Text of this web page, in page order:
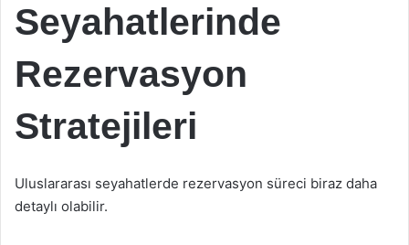
Seyahatlerinde
Rezervasyon
Stratejileri
Uluslararası seyahatlerde rezervasyon süreci biraz daha
detaylı olabilir.